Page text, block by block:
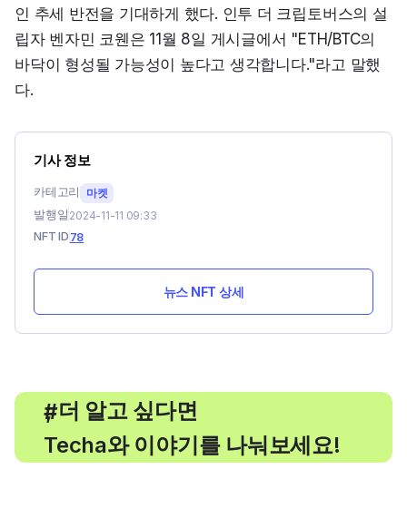
인 추세 반전을 기대하게 했다. 인투 더 크립토버스의 설
립자 벤자민 코웬은 11월 8일 게시글에서 "ETH/BTC의
바닥이 형성될 가능성이 높다고 생각합니다."라고 말했
다.
기사 정보
카테고리 마켓
발행일 2024-11-11 09:33
NFT ID 78
뉴스 NFT 상세
#
, 더 알고 싶다면
Techa와 이야기를 나눠보세요!